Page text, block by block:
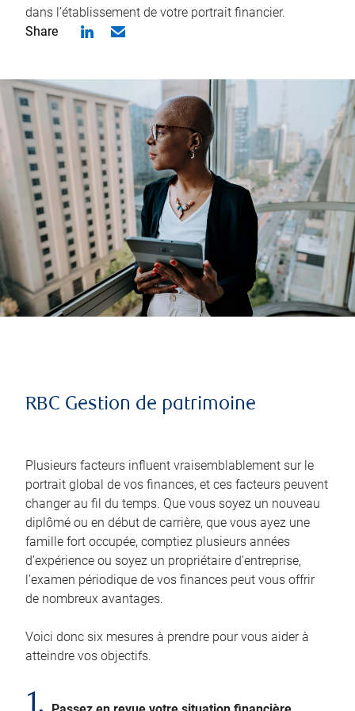
dans l’établissement de votre portrait financier.
Share
RBC Gestion de patrimoine
Plusieurs facteurs influent vraisemblablement sur le
portrait global de vos finances, et ces facteurs peuvent
changer au fil du temps. Que vous soyez un nouveau
diplômé ou en début de carrière, que vous ayez une
famille fort occupée, comptiez plusieurs années
d’expérience ou soyez un propriétaire d’entreprise,
l’examen périodique de vos finances peut vous offrir
de nombreux avantages.
Voici donc six mesures à prendre pour vous aider à
atteindre vos objectifs.